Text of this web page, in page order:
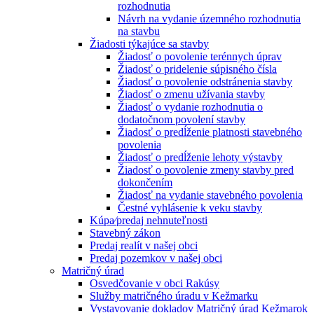
rozhodnutia
Návrh na vydanie územného rozhodnutia
na stavbu
Žiadosti týkajúce sa stavby
Žiadosť o povolenie terénnych úprav
Žiadosť o pridelenie súpisného čísla
Žiadosť o povolenie odstránenia stavby
Žiadosť o zmenu užívania stavby
Žiadosť o vydanie rozhodnutia o
dodatočnom povolení stavby
Žiadosť o predĺženie platnosti stavebného
povolenia
Žiadosť o predĺženie lehoty výstavby
Žiadosť o povolenie zmeny stavby pred
dokončením
Žiadosť na vydanie stavebného povolenia
Čestné vyhlásenie k veku stavby
Kúpa⁄predaj nehnuteľnosti
Stavebný zákon
Predaj realít v našej obci
Predaj pozemkov v našej obci
Matričný úrad
Osvedčovanie v obci Rakúsy
Služby matričného úradu v Kežmarku
Vystavovanie dokladov Matričný úrad Kežmarok